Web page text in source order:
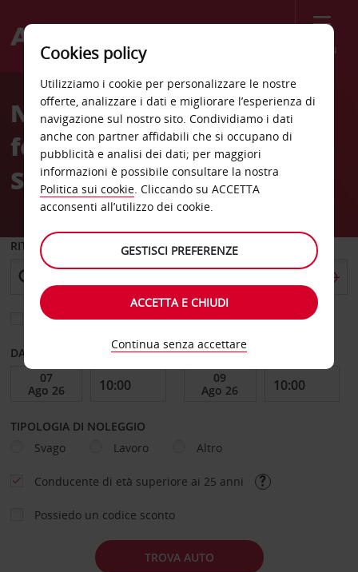
Menù
Welcome
AvisNoleggio auto Stazione
ferroviaria di Chalon Sur
Saone
RITIRO DA
Scegli una località di riconsegna diversa
DAL GIORNO AL GIORNO
TIPOLOGIA DI NOLEGGIO
Svago
Lavoro Altro
Conducente di età superiore ai 25 anni
Possiedo un codice sconto
TROVA AUTO
Cookies policy
Utilizziamo i cookie per personalizzare le nostre
offerte, analizzare i dati e migliorare l’esperienza di
navigazione sul nostro sito. Condividiamo i dati
anche con partner affidabili che si occupano di
pubblicità e analisi dei dati; per maggiori
informazioni è possibile consultare la nostra
Politica sui cookie. Cliccando su ACCETTA
acconsenti all’utilizzo dei cookie.
GESTISCI PREFERENZE
ACCETTA E CHIUDI
Continua senza accettare